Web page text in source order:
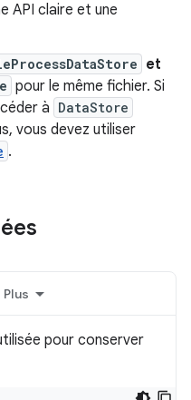
API claire et une
et
pour le même fichier. Si
à DataStore
vous devez utiliser
.
Plus
pour conserver